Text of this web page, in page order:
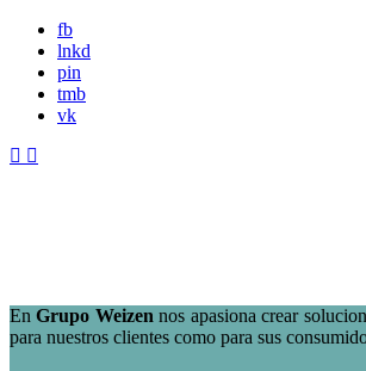
fb
lnkd
pin
tmb
vk
EnGrupo Weizen nos apasiona crear
para nuestros clientes como para sus